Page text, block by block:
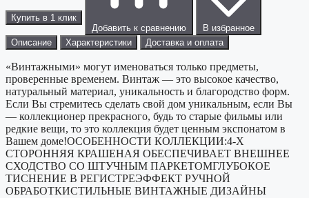
Купить в 1 клик
Добавить к сравнению
В избранное
Описание
Характеристики Доставка и оплата
«Винтажными» могут именоваться только предметы,
проверенные временем. Винтаж — это высокое качество,
натуральный материал, уникальность и благородство форм.
Если Вы стремитесь сделать свой дом уникальным, если Вы
— коллекционер прекрасного, будь то старые фильмы или
редкие вещи, то это коллекция будет ценным экспонатом в
Вашем доме!ОСОБЕННОСТИ КОЛЛЕКЦИИ:4-Х
СТОРОННЯЯ КРАШЕНАЯ ОБЕСПЕЧИВАЕТ ВНЕШНЕЕ
СХОДСТВО СО ШТУЧНЫМ ПАРКЕТОМГЛУБОКОЕ
ТИСНЕНИЕ В РЕГИСТРЕЭФФЕКТ РУЧНОЙ
ОБРАБОТКИСТИЛЬНЫЕ ВИНТАЖНЫЕ ДИЗАЙНЫ